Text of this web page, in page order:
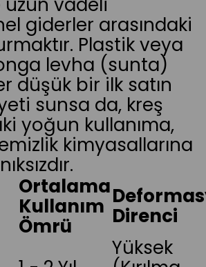
giderler arasındaki
Plastik veya
levha (sunta)
düşük bir ilk satın
sunsa da, kreş
yoğun kullanıma,
kimyasallarına
Ortalama
Kullanım
Ömrü
Direnci
Yüksek